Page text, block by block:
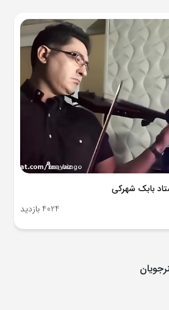
بابک شهرکی
4024 بازدید